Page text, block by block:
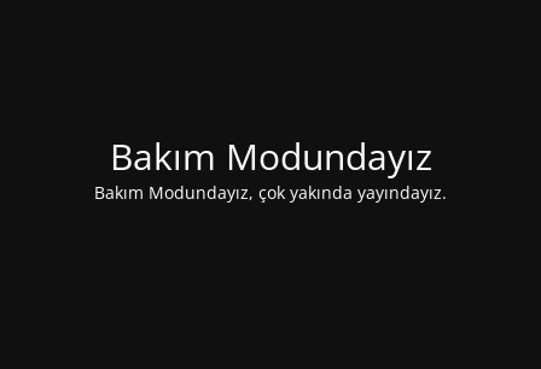
Bakım Modundayız
Bakım Modundayız, çok yakında yayındayız.